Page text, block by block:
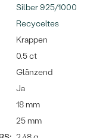
Silber 925/1000
Recyceltes
Krappen
0.5 ct
Glänzend
Ja
18 mm
25 mm